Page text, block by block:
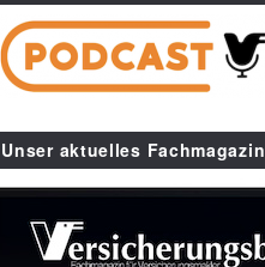
Unser aktuelles Fachmagazin